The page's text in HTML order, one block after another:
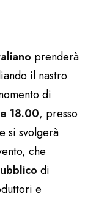
prenderà
il nastro
di
18.00, presso
si svolgerà
che
di
e